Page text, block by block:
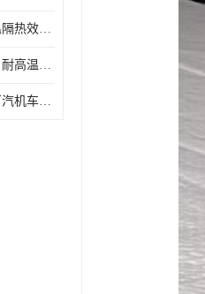
芜湖硅酸铝棉块 保温隔热效果好
肇庆陶瓷纤维折叠块 耐高温阻燃 抗撕裂 质地硬
无锡硅酸铝模块 电厂汽机车间设备管道保温用硅酸铝棉